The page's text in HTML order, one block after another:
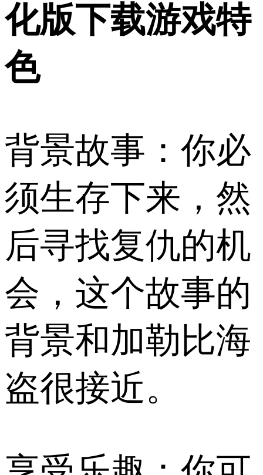
化版下载游戏特
色
背景故事：你必
须生存下来，然
后寻找复仇的机
会，这个故事的
背景和加勒比海
盗很接近。